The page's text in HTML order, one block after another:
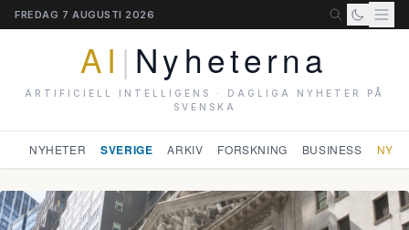
FREDAG 7 AUGUSTI 2026
AI | Nyheterna
ARTIFICIELL INTELLIGENS · DAGLIGA NYHETER PÅ
SVENSKA
NYHETER SVERIGE ARKIV FORSKNING BUSINESS